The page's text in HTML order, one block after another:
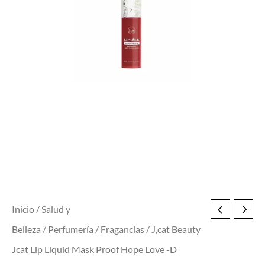
Inicio /Salud y
Belleza / Perfumería / Fragancias / J,cat Beauty
Jcat Lip Liquid Mask Proof Hope Love -D